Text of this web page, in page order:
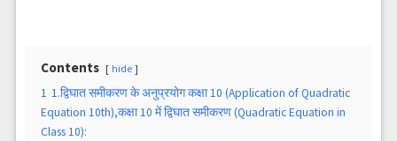
Contents hide
1 1.द्विघात समीकरण के अनुप्रयोग कक्षा 10 (Application of Quadratic
Equation 10th),कक्षा 10 में द्विघात समीकरण (Quadratic Equation in
Class 10):